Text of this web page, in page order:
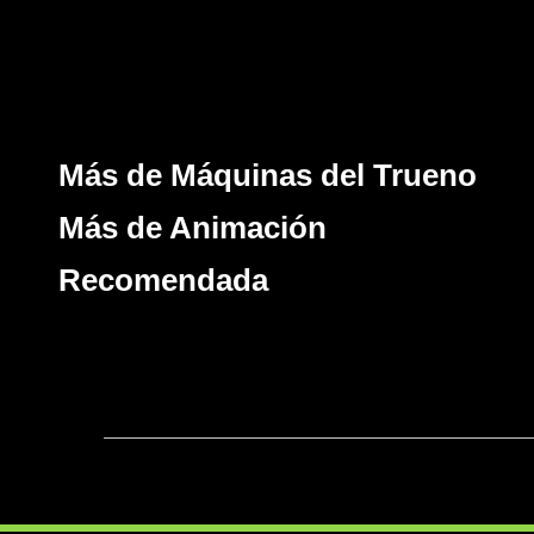
Más de Máquinas del Trueno
Más de Animación
Recomendada